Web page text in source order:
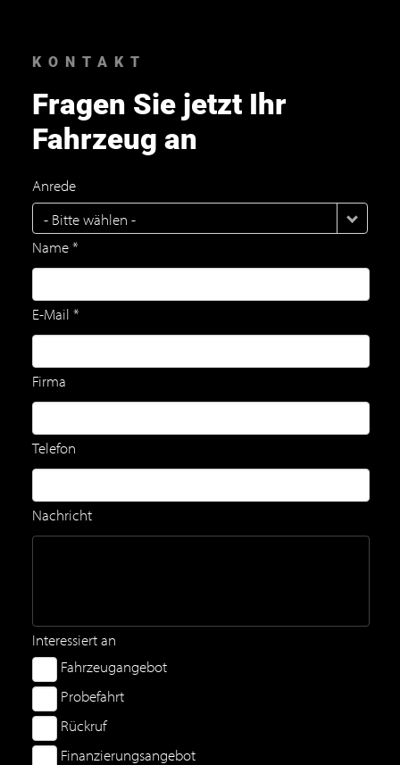
KONTAKT
Fragen Sie jetzt Ihr
Fahrzeug an
Anrede
- Bitte wählen -
Name *
E-Mail *
Firma
Telefon
Nachricht
Interessiert an
Fahrzeugangebot
Probefahrt
Rückruf
Finanzierungsangebot